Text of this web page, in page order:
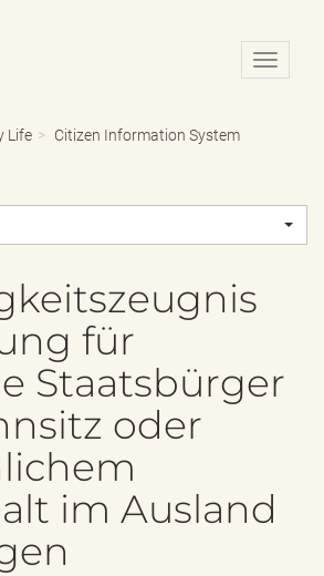
N
a
o
a
e
n
Life Citizen Information System
für
Staatsbürger
oder
im Ausland